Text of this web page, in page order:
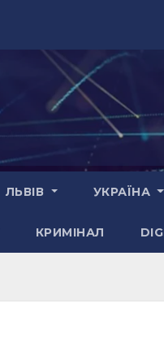
ЛЬВІВ УКРАЇНА
КРИМІНАЛ